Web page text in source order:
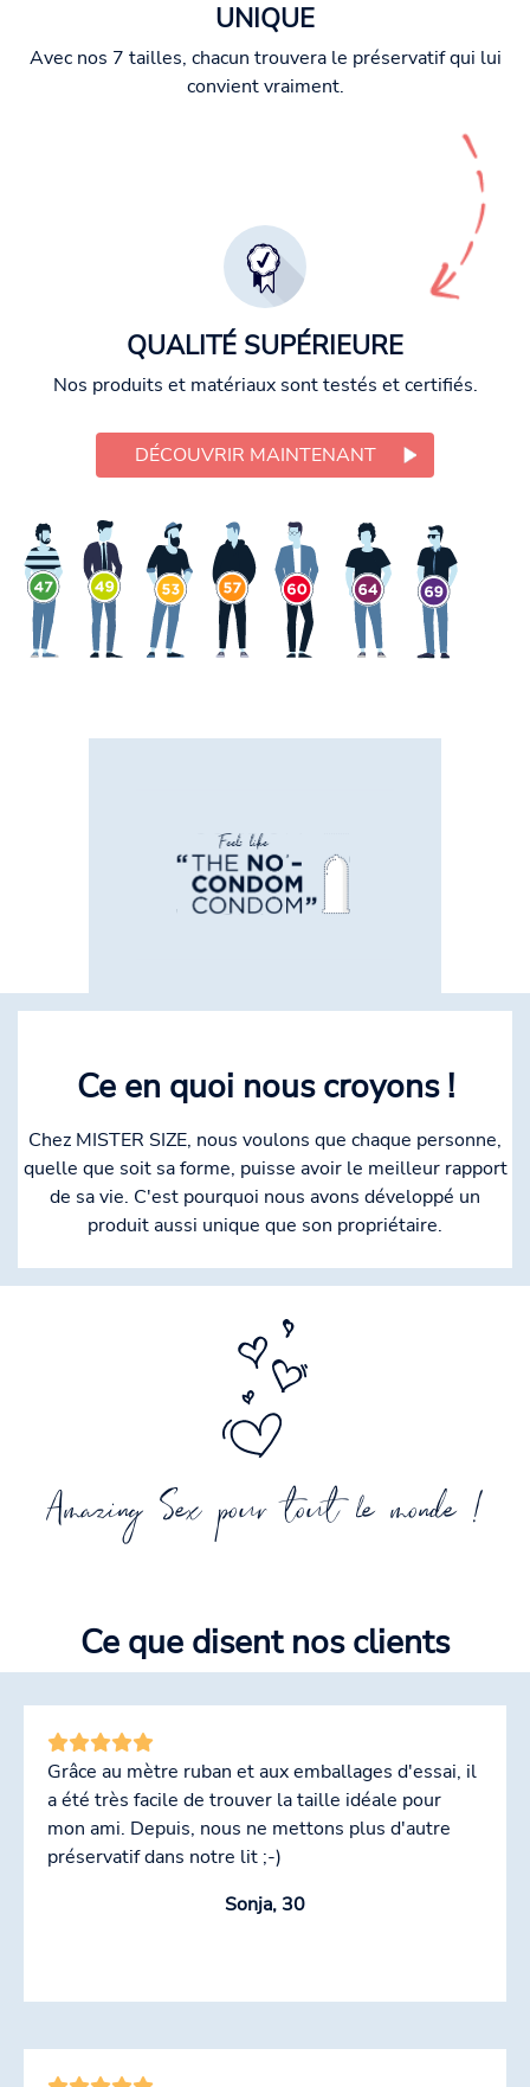
UNIQUE
Avec nos 7 tailles, chacun trouvera le préservatif qui lui
convient vraiment.
QUALITÉ SUPÉRIEURE
Nos produits et matériaux sont testés et certifiés.
DÉCOUVRIR MAINTENANT
Ce en quoi nous croyons !
Chez MISTER SIZE, nous voulons que chaque personne,
quelle que soit sa forme, puisse avoir le meilleur rapport
de sa vie. C'est pourquoi nous avons développé un
produit aussi unique que son propriétaire.
Amazing Sex pour tout le monde !
Ce que disent nos clients
Grâce au mètre ruban et aux emballages d'essai, il
a été très facile de trouver la taille idéale pour
mon ami. Depuis, nous ne mettons plus d'autre
préservatif dans notre lit ;-)
Sonja, 30